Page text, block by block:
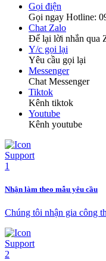
Gọi điện
Gọi ngay Hotline:
Chat Zalo
Để lại lời nhắn qua
Y/c gọi lại
Yêu cầu gọi lại
Messenger
Chat Messenger
Tiktok
Kênh tiktok
Youtube
Kênh youtube
Nhận làm theo mẫu yêu cầu
Chúng tôi nhận gia công